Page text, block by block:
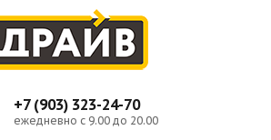
+7 (903) 323-24-70
ежедневно с 9.00 до 20.00